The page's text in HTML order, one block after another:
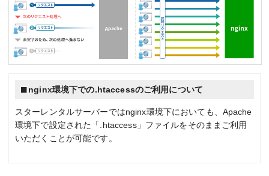
nginx環境下での.htaccessのご利用について
スターレンタルサーバーではnginx環境下においても、Apache
環境下で設定された「.htaccess」ファイルをそのままご利用
いただくことが可能です。